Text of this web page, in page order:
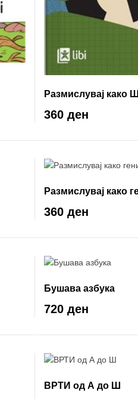
Размислувај како
360 ден
Размислувај како
360 ден
Бушава азбука
720 ден
ВРТИ од А до Ш